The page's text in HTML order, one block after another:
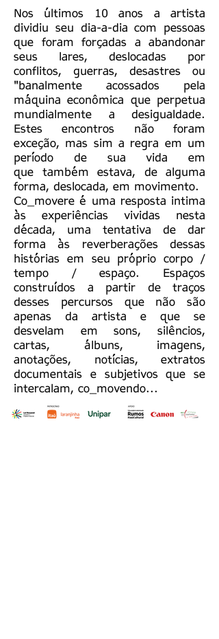
Nos últimos 10 anos a artista
dividiu seu dia-a-dia com pessoas
que foram forçadas a abandonar
seus lares, deslocadas por
conflitos, guerras, desastres ou
"banalmente acossados pela
máquina econômica que perpetua
mundialmente a desigualdade.
Estes encontros não foram
exceção, mas sim a regra em um
período de sua vida em
que também estava, de alguma
forma, deslocada, em movimento.
Co_movere é uma resposta intima
às experiências vividas nesta
década, uma tentativa de dar
forma às reverberações dessas
histórias em seu próprio corpo /
tempo / espaço. Espaços
construídos a partir de traços
desses percursos que não são
apenas da artista e que se
desvelam em sons, silêncios,
cartas, álbuns, imagens,
anotações, notícias, extratos
documentais e subjetivos que se
intercalam, co_movendo...